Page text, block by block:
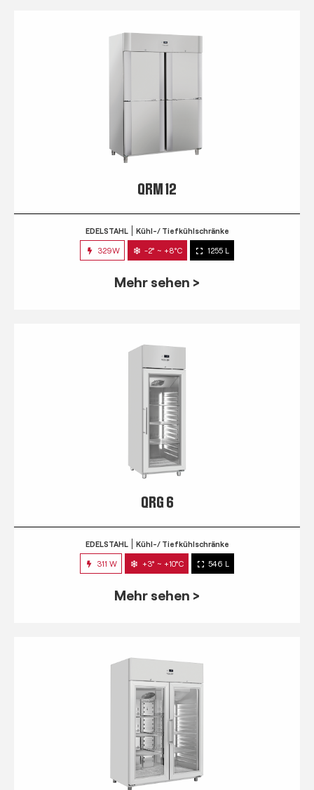
QRM 12
EDELSTAHL Kühl-/ Tiefkühlschränke
329W -2° ~ +8°C 1255 L
Mehr sehen >
QRG 6
EDELSTAHL Kühl-/ Tiefkühlschränke
311 W +3° ~ +10°C 546 L
Mehr sehen >